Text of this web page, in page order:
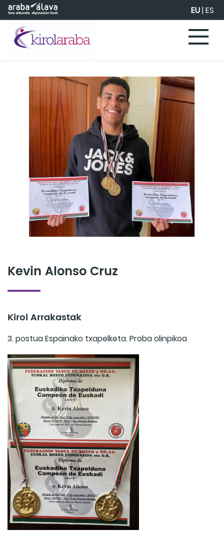
Eduki nagusira joan EU|ES
Kevin Alonso Cruz
Kirol Arrakastak
3. postua Espainako txapelketa. Proba olinpikoa